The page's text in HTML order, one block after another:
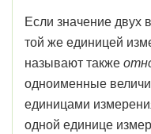
Если значение
той же единицей
называют также
одноименные
единицами
одной единице